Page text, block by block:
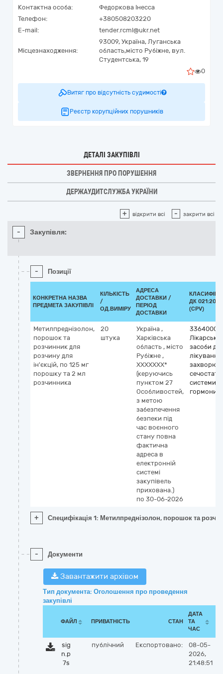
Контактна особа:
Федоркова Інесса
Телефон:
+380508203220
E-mail:
tender.rcml@ukr.net
Місцезнаходження:
93009, Україна, Луганська
область,місто Рубіжне, вул.
Студентська, 19
0
Витяг про відсутність судимості
Реєстр корупційних порушників
ДЕТАЛІ ЗАКУПІВЛІ
ЗВЕРНЕННЯ ПРО ПОРУШЕННЯ
ДЕРЖАУДИТСЛУЖБА УКРАЇНИ
+ відкрити всі - закрити всі
- Закупівля:
- Позиції
КОНКРЕТНА НАЗВА
ПРЕДМЕТА ЗАКУПІВЛІ
КІЛЬКІСТЬ
/
ОД.ВИМІРУ
АДРЕСА
ДОСТАВКИ /
ПЕРІОД
ДОСТАВКИ
ДК 021:2015
(CPV)
Метилпреднізолон,
порошок та
розчинник для
розчину для
ін'єкцій, по 125 мг
порошку та 2 мл
розчинника
20
штука
Україна ,
Харківська
область , місто
Рубіжне ,
ХХХХХХХ*
(керуючись
пунктом 27
Особливостей,
з метою
забезпечення
безпеки під
час воєнного
стану повна
фактична
адреса в
електронній
системі
закупівель
прихована.)
по 30-06-2026
Лікарські
засоби
лікування
системи
гормони
+ Специфікація 1: Метилпреднізолон, порошок та
- Документи
Завантажити архівом
Тип документа: Оголошення про проведення
закупівлі
ФАЙЛ ПРИВАТНІСТЬ СТАН
ДАТА
ТА
ЧАС
sig
n.p
7s
публічний Експортовано:
08-05-
2026,
21:48:51